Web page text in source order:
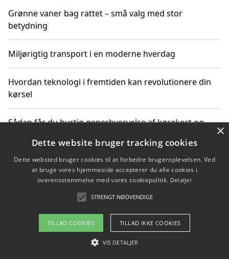
Grønne vaner bag rattet – små valg med stor
betydning
Miljørigtig transport i en moderne hverdag
Hvordan teknologi i fremtiden kan revolutionere din
kørsel
Sådan får du hurtig generhvervelse af kørekort og
Sådan lærer du miljørigtig kørsel hos en køreskole i
Gentofte
Copyright 2026 - Pilanto Aps
Om / kontakt
×
Dette website bruger tracking cookies
Dette websted bruger cookies til at forbedre brugeroplevelsen. Ved
at bruge vores hjemmeside accepterer du alle cookies i
overensstemmelse med vores cookiepolitik. Detaljer
STRENGT NØDVENDIGE
TILLAD COOKIES TILLAD IKKE COOKIES
VIS DETALJER